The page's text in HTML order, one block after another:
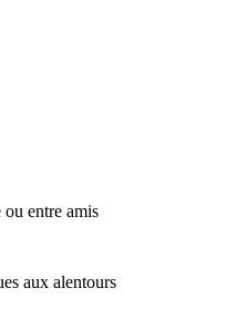
entre amis
aux alentours